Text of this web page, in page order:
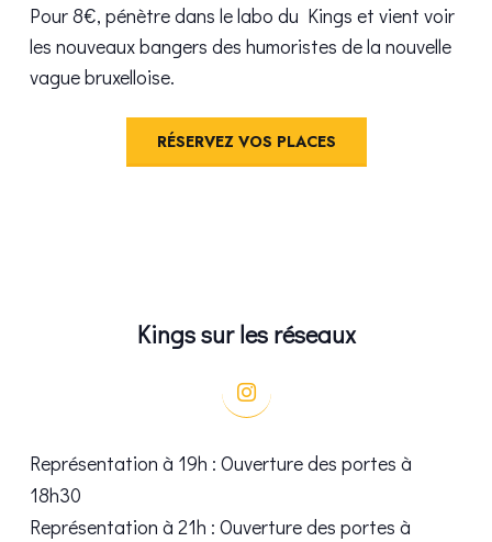
Pour 8€, pénètre dans le labo du Kings et vient voir
les nouveaux bangers des humoristes de la nouvelle
vague bruxelloise.
RÉSERVEZ VOS PLACES
Kings sur les réseaux
Représentation à 19h : Ouverture des portes à
18h30
Représentation à 21h : Ouverture des portes à